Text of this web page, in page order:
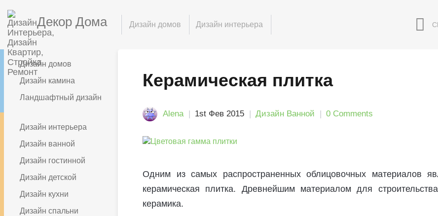
Декор Дома Дизайн домов Дизайн интерьера
Дизайн домов
Дизайн камина
Ландшафтный дизайн
Дизайн интерьера
Дизайн ванной
Дизайн гостинной
Дизайн детской
Дизайн кухни
Дизайн спальни
Керамическая плитка
Alena 1st Фев 2015 Дизайн Ванной 0 Comments
Одним из самых распространенных облицовочных материалов
керамическая плитка. Древнейшим материалом для
керамика.